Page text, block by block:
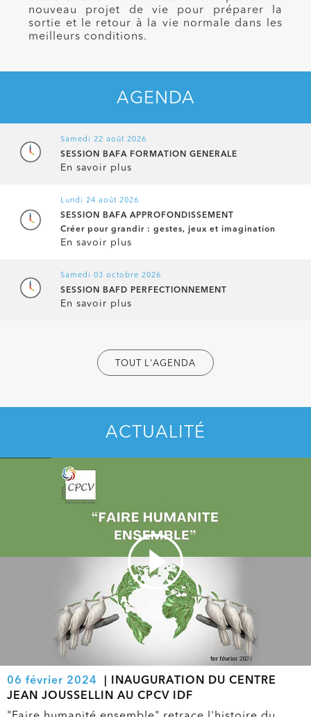
nouveau projet de vie pour préparer la
sortie et le retour à la vie normale dans les
meilleurs conditions.
AGENDA
Lundi 24 août 2026
SESSION BAFA APPROFONDISSEMENT
Créer pour grandir : gestes, jeux et imagination
Samedi 03 octobre 2026
SESSION BAFD PERFECTIONNEMENT
En savoir plus
Samedi 17 octobre 2026
SESSION BAFA FORMATION GENERALE
En savoir plus
SESSION BAFA APPROFONDISSEMENT
Vers une animation inclusive
En savoir plus
SESSION BAFA FORMATION GENERALE
En savoir plus
Dimanche 25 octobre 2026
BAFA QUAL SURVEILLANT DE BAIGNADE/PSC
Surveillant de baignade / PSC
En savoir plus
Mardi 27 octobre 2026
SESSION BAFA APPROFONDISSEMENT
Grands jeux et accueil de loisirs
En savoir plus
Samedi 22 août 2026
SESSION BAFA FORMATION GENERALE
En savoir plus
TOUT L'AGENDA
ACTUALITÉ
06 février 2024 | INAUGURATION DU CENTRE
JEAN JOUSSELLIN AU CPCV IDF